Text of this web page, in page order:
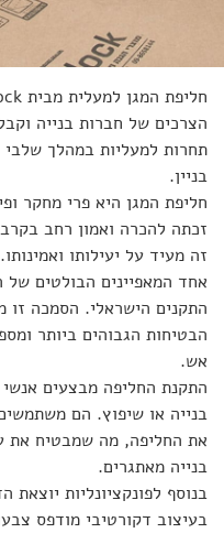
הצרכים של חברות בנייה
תחרות למעליות במהלך
בניין.
זכתה להכרה ואמון רחב
זה מעיד על יעילותו ואמינותו.
אחד המאפיינים הבולטים
התקנים הישראלי. הסמכה
הבטיחות הגבוהים ביותר
אש.
התקנת החליפה מבצעים
בנייה או שיפוץ. הם
את החליפה, מה שמבטיח את
בנייה מאתגרים.
בנוסף לפונקציונליות
בעיצוב דקורטיבי מודפס